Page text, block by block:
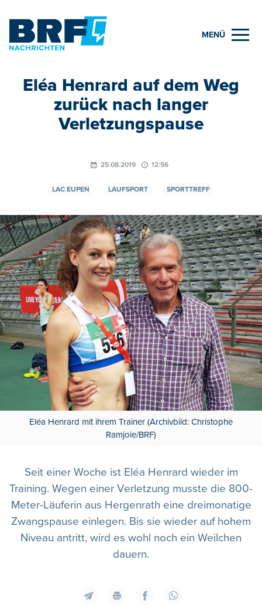
MENÜ
Eléa Henrard auf dem Weg
zurück nach langer
Verletzungspause
25.08.2019 12:56
LAC EUPEN LAUFSPORT SPORTTREFF
Eléa Henrard mit ihrem Trainer (Archivbild: Christophe
Ramjoie/BRF)
Seit einer Woche ist Eléa Henrard wieder im
Training. Wegen einer Verletzung musste die 800-
Meter-Läuferin aus Hergenrath eine dreimonatige
Zwangspause einlegen. Bis sie wieder auf hohem
Niveau antritt, wird es wohl noch ein Weilchen
dauern.